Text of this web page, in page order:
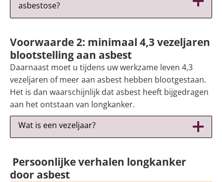
asbestose?
Voorwaarde 2: minimaal 4,3 vezeljaren
blootstelling aan asbest
Daarnaast moet u tijdens uw werkzame leven 4,3
vezeljaren of meer aan asbest hebben blootgestaan.
Het is dan waarschijnlijk dat asbest heeft bijgedragen
aan het ontstaan van longkanker.
Wat is een vezeljaar?
Persoonlijke verhalen longkanker
door asbest